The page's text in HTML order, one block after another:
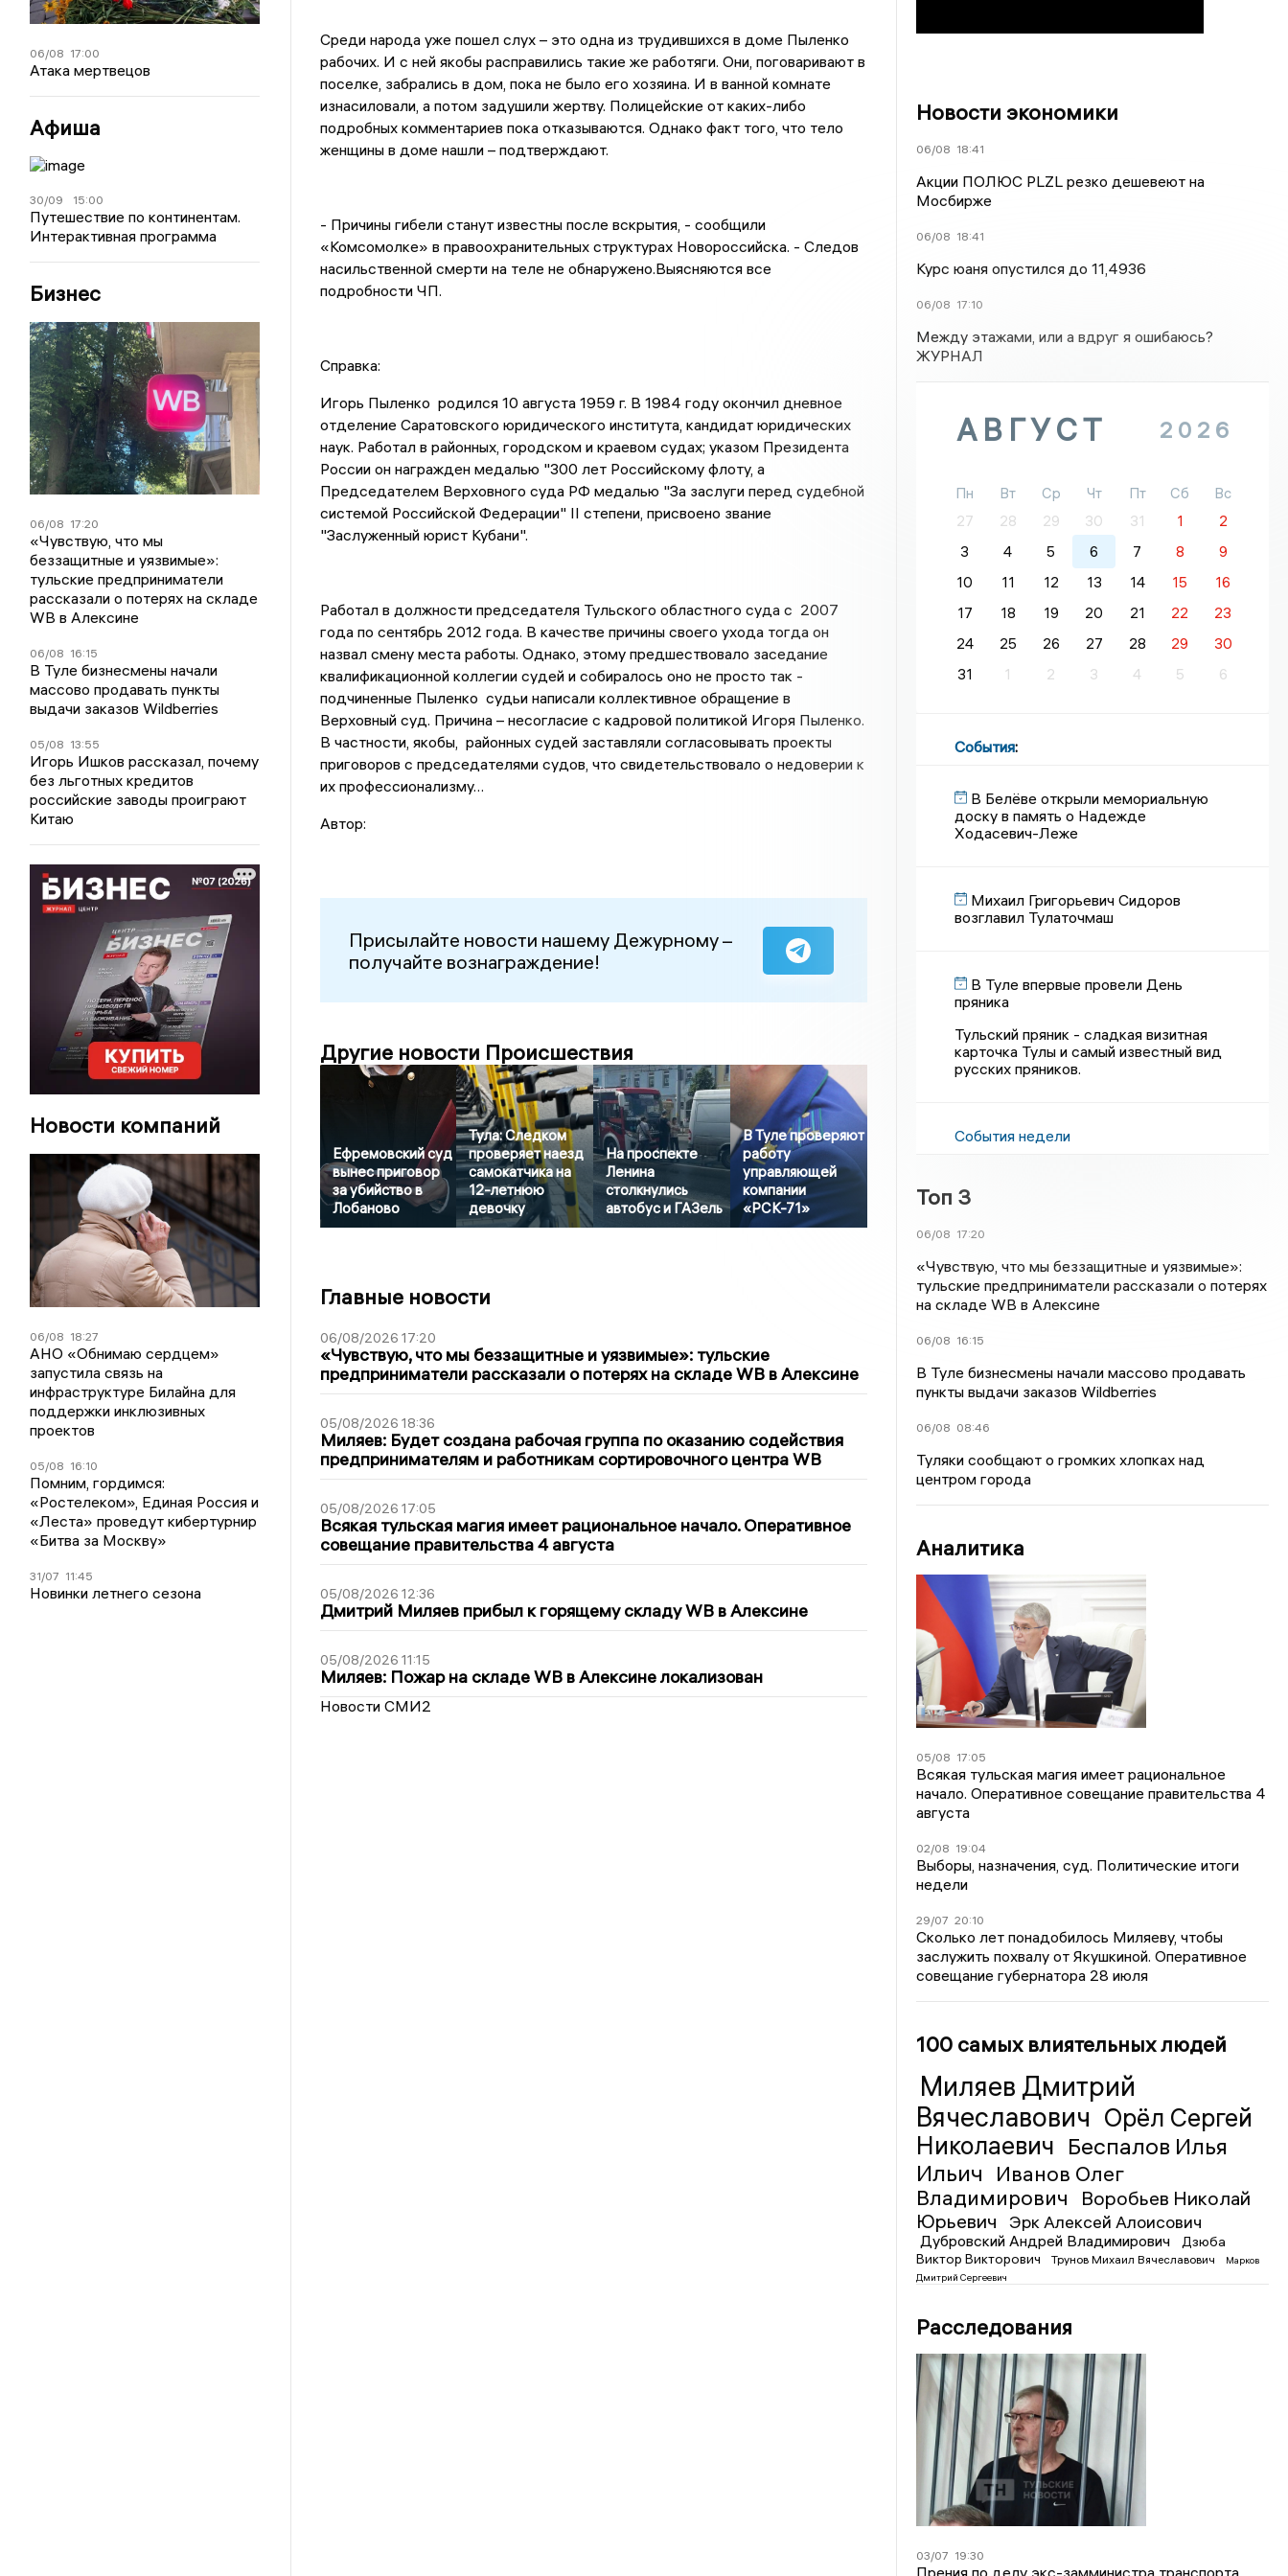
06/08 17:00
Атака мертвецов
Афиша
30/09 15:00
Путешествие по континентам.
Интерактивная программа
Бизнес
06/08 17:20
«Чувствую, что мы
беззащитные и уязвимые»:
тульские предприниматели
рассказали о потерях на складе
WB в Алексине
06/08 16:15
В Туле бизнесмены начали
массово продавать пункты
выдачи заказов Wildberries
05/08 13:55
Игорь Ишков рассказал, почему
без льготных кредитов
российские заводы проиграют
Китаю
Новости компаний
06/08 18:27
АНО «Обнимаю сердцем»
запустила связь на
инфраструктуре Билайна для
поддержки инклюзивных
проектов
05/08 16:10
Помним, гордимся:
«Ростелеком», Единая Россия и
«Леста» проведут кибертурнир
«Битва за Москву»
31/07 11:45
Новинки летнего сезона
Среди народа уже пошел слух – это одна из трудившихся в доме Пыленко
рабочих. И с ней якобы расправились такие же работяги. Они, поговаривают в
поселке, забрались в дом, пока не было его хозяина. И в ванной комнате
изнасиловали, а потом задушили жертву. Полицейские от каких-либо
подробных комментариев пока отказываются. Однако факт того, что тело
женщины в доме нашли – подтверждают.
- Причины гибели станут известны после вскрытия, - сообщили
«Комсомолке» в правоохранительных структурах Новороссийска. - Следов
насильственной смерти на теле не обнаружено.Выясняются все
подробности ЧП.
Справка:
Игорь Пыленко родился 10 августа 1959 г. В 1984 году окончил дневное
отделение Саратовского юридического института, кандидат юридических
наук. Работал в районных, городском и краевом судах; указом Президента
России он награжден медалью "300 лет Российскому флоту, а
Председателем Верховного суда РФ медалью "За заслуги перед судебной
системой Российской Федерации" II степени, присвоено звание
"Заслуженный юрист Кубани".
Работал в должности председателя Тульского областного суда с 2007
года по сентябрь 2012 года. В качестве причины своего ухода тогда он
назвал смену места работы. Однако, этому предшествовало заседание
квалификационной коллегии судей и собиралось оно не просто так -
подчиненные Пыленко судьи написали коллективное обращение в
Верховный суд. Причина – несогласие с кадровой политикой Игоря Пыленко.
В частности, якобы, районных судей заставляли согласовывать проекты
приговоров с председателями судов, что свидетельствовало о недоверии к
их профессионализму…
Автор:
Присылайте новости нашему Дежурному –
получайте вознаграждение!
Другие новости Происшествия
Ефремовский суд
вынес приговор
за убийство в
Лобаново
Тула: Следком
проверяет наезд
самокатчика на
12-летнюю
девочку
На проспекте
Ленина
столкнулись
автобус и ГАЗель
В Туле проверяют
работу
управляющей
компании
«РСК-71»
Главные новости
06/08/2026 17:20
«Чувствую, что мы беззащитные и уязвимые»: тульские
предприниматели рассказали о потерях на складе WB в Алексине
05/08/2026 18:36
Миляев: Будет создана рабочая группа по оказанию содействия
предпринимателям и работникам сортировочного центра WB
05/08/2026 17:05
Всякая тульская магия имеет рациональное начало. Оперативное
совещание правительства 4 августа
05/08/2026 12:36
Дмитрий Миляев прибыл к горящему складу WB в Алексине
05/08/2026 11:15
Миляев: Пожар на складе WB в Алексине локализован
Новости СМИ2
Новости экономики
06/08 18:41
Акции ПОЛЮС PLZL резко дешевеют на
Мосбирже
06/08 18:41
Курс юаня опустился до 11,4936
06/08 17:10
Между этажами, или а вдруг я ошибаюсь?
ЖУРНАЛ
АВГУСТ 2026
Пн Вт Ср Чт Пт Сб
Вс
27
28 29 30 31 1
2
3
4 5 6 7 8
9
10
11 12 13 14 15
16
17
18 19 20 21 22
23
24
25 26 27 28 29
30
31
1 2 3 4 5 6
События:
В Белёве открыли мемориальную
доску в память о Надежде
Ходасевич-Леже
Михаил Григорьевич Сидоров
возглавил Тулаточмаш
В Туле впервые провели День
пряника
Тульский пряник - сладкая визитная
карточка Тулы и самый известный вид
русских пряников.
События недели
Топ 3
06/08 17:20
«Чувствую, что мы беззащитные и уязвимые»:
тульские предприниматели рассказали о потерях
на складе WB в Алексине
06/08 16:15
В Туле бизнесмены начали массово продавать
пункты выдачи заказов Wildberries
06/08 08:46
Туляки сообщают о громких хлопках над
центром города
Аналитика
05/08 17:05
Всякая тульская магия имеет рациональное
начало. Оперативное совещание правительства 4
августа
02/08 19:04
Выборы, назначения, суд. Политические итоги
недели
29/07 20:10
Сколько лет понадобилось Миляеву, чтобы
заслужить похвалу от Якушкиной. Оперативное
совещание губернатора 28 июля
100 самых влиятельных людей
Миляев Дмитрий
Вячеславович Орёл Сергей
Николаевич Беспалов Илья
Ильич
Иванов Олег
Владимирович
Воробьев Николай
Юрьевич
Эрк Алексей Алоисович
Дубровский Андрей Владимирович
Дзюба
Виктор Викторович
Трунов Михаил Вячеславович
Марков
Дмитрий Сергеевич
Расследования
03/07 19:30
Прения по делу экс-замминистра транспорта